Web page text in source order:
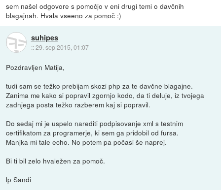
sem našel odgovore s pomočjo v eni drugi temi o davčnih
blagajnah. Hvala vseeno za pomoč :)
suhipes
::29. sep 2015, 01:07
Pozdravljen Matija,
tudi sam se težko prebijam skozi php za te davčne blagajne.
Zanima me kako si popravil zgornjo kodo, da ti deluje, iz tvojega
zadnjega posta težko razberem kaj si popravil.
Do sedaj mi je uspelo narediti podpisovanje xml s testnim
certifikatom za programerje, ki sem ga pridobil od fursa.
Manjka mi tale echo. No potem pa počasi še naprej.
Bi ti bil zelo hvaležen za pomoč.
lp Sandi